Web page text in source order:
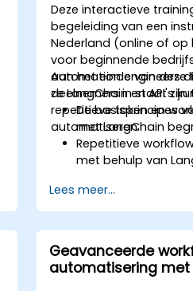
Deze interactieve
begeleiding van een
Nederland (online of
voor beginnende
automation engineers
ze LangChain en API's
repetitieve taken en
automatiseren.
Aan het einde van deze
deelnemers in staat
De basisprincipes
met LangChain
Repetitieve
met behulp van
te koppelen ten
bedrijfsprocessen.
Aangepaste
automatiseren door
en de
LangChain.
Lees meer...
Geavanceerde
automatisering met